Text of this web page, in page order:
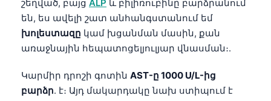
շեղված, բայց ALP և բիլիռուբինը բարձրանում
են, ես ավելի շատ անհանգստանում եմ
խոլեստազը կամ խցանման մասին, քան
առաջնային հեպատոցելյուլյար վնասման։.
Կարմիր դրոշի գոտին AST-ը 1000 U/L-ից
բարձր. է։ Այդ մակարդակը նախ ստիպում է